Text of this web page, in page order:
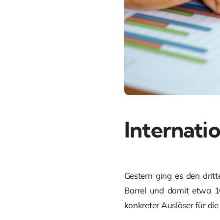
Gestern ging es den
Barrel und damit etwa
konkreter Auslöser für